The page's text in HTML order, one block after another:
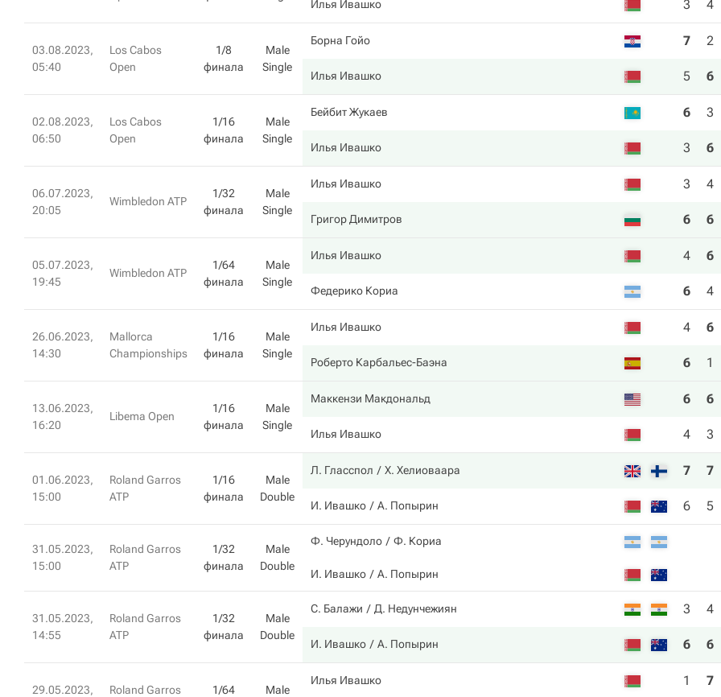
Илья Ивашко 3 4
03.08.2023,
05:40
Los Cabos
Open
1/8
финала
Male
Single
Борна Гойо 7 2
Илья Ивашко 5 6
02.08.2023,
06:50
Los Cabos
Open
1/16
финала
Male
Single
Бейбит Жукаев 6 3
Илья Ивашко 3 6
06.07.2023,
20:05
Wimbledon ATP
1/32
финала
Male
Single
Илья Ивашко 3 4
Григор Димитров 6 6
05.07.2023,
19:45
Wimbledon ATP
1/64
финала
Male
Single
Илья Ивашко 4 6
Федерико Кориа 6 4
26.06.2023,
14:30
Mallorca
Championships
1/16
финала
Male
Single
Илья Ивашко 4 6
Роберто Карбальес-Баэна 6 1
13.06.2023,
16:20
Libema Open
1/16
финала
Male
Single
Маккензи Макдональд 6 6
Илья Ивашко 4 3
01.06.2023,
15:00
Roland Garros
ATP
1/16
финала
Male
Double
Л. Гласспол Х. Хелиоваара 7 7
И. Ивашко А. Попырин 6 5
31.05.2023,
15:00
Roland Garros
ATP
1/32
финала
Male
Double
Ф. Черундоло Ф. Кориа
И. Ивашко А. Попырин
31.05.2023,
14:55
Roland Garros
ATP
1/32
финала
Male
Double
С. Балажи Д. Недунчежиян 3 4
И. Ивашко А. Попырин 6 6
29.05.2023,
Roland Garros
1/64
Male
Илья Ивашко 1 7